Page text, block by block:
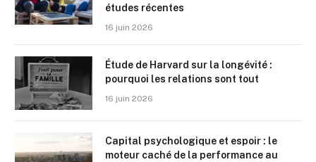
études récentes
16 juin 2026
Étude de Harvard sur la longévité :
pourquoi les relations sont tout
16 juin 2026
Capital psychologique et espoir : le
moteur caché de la performance au